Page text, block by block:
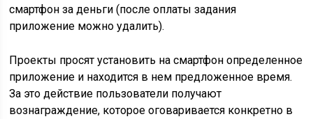
смартфон за деньги (после оплаты задания
приложение можно удалить).
Проекты просят установить на смартфон определенное
приложение и находится в нем предложенное время.
За это действие пользователи получают
вознаграждение, которое оговаривается конкретно в